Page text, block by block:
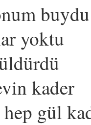
buydu
yoktu
kader
gül